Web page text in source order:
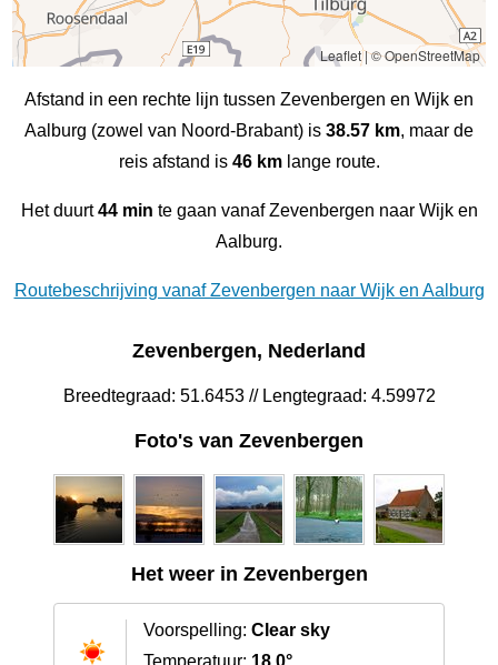
Leaflet|© OpenStreetMap
Afstand in een rechte lijn tussen Zevenbergen en Wijk en
Aalburg (zowel van Noord-Brabant) is 38.57 km, maar de
reis afstand is 46 kmlange route.
Het duurt44 min te gaan vanaf Zevenbergen naar Wijk en
Aalburg.
Routebeschrijving vanaf Zevenbergen naar Wijk en Aalburg
Zevenbergen, Nederland
Breedtegraad: 51.6453 // Lengtegraad: 4.59972
Foto's van Zevenbergen
Het weer in Zevenbergen
Voorspelling: Clear sky